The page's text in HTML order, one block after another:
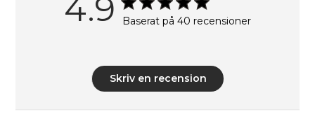
4.9 Baserat på 40 recensioner
Skriv en recension